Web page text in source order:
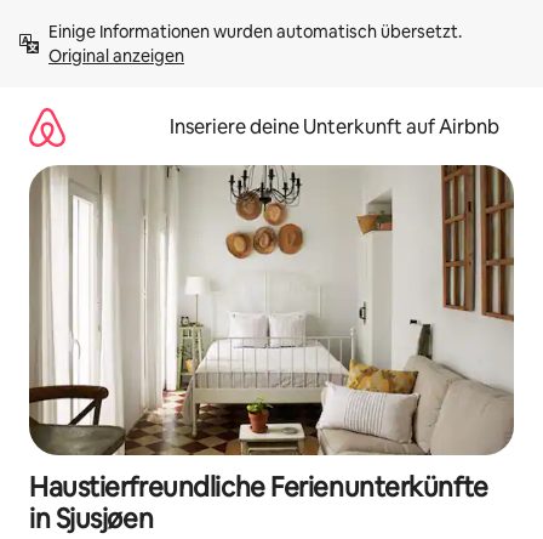
Inhalten
springenOriginal anzeigen
Inseriere deine Unterkunft auf Airbnb
Haustierfreundliche Ferienunterkünfte
in Sjusjøen